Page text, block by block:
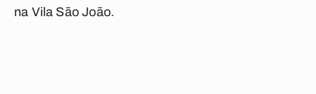
na Vila São João.